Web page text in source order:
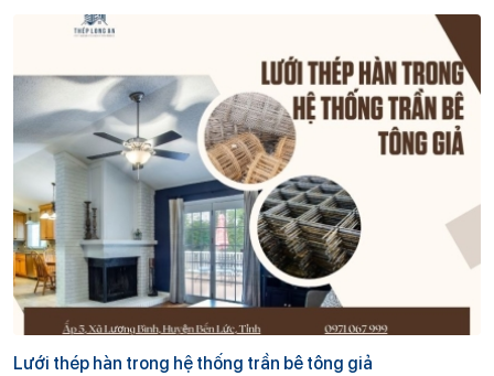
đặt gia công lưới thép hàn theo yêu cầu ở đâu uy tín? Làm sao để
chọn được đơn vị sản xuất lưới thép chất lượng cao, giá cả cạnh
Lưới thép hàn trong hệ thống trần bê tông giả